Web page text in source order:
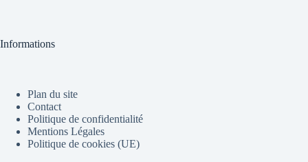
Informations
Plan du site
Contact
Politique de confidentialité
Mentions Légales
Politique de cookies (UE)